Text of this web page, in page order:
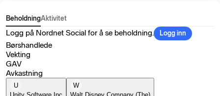
BeholdningAktivitet
Logg på Nordnet Social for å se beholdning. Logg inn
Børshandlede
Vekting
GAV
Avkastning
U
W